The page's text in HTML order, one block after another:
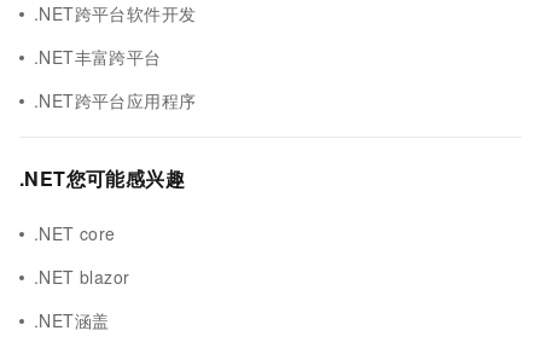
.NET跨平台软件开发
.NET丰富跨平台
.NET跨平台应用程序
.NET您可能感兴趣
.NET core
.NET blazor
.NET涵盖